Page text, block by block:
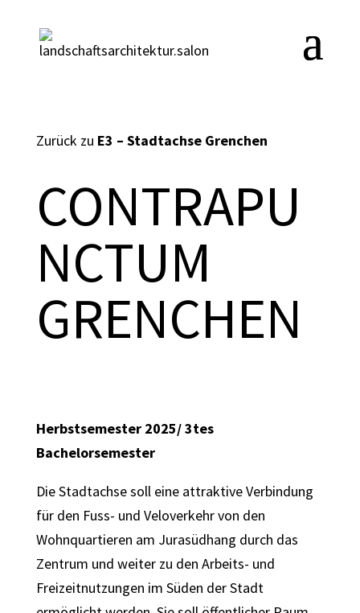
Zurück zu E3 – Stadtachse Grenchen
CONTRAPU
NCTUM
GRENCHEN
Herbstsemester 2025/ 3tes
Bachelorsemester
Die Stadtachse soll eine attraktive Verbindung
für den Fuss- und Veloverkehr von den
Wohnquartieren am Jurasüdhang durch das
Zentrum und weiter zu den Arbeits- und
Freizeitnutzungen im Süden der Stadt